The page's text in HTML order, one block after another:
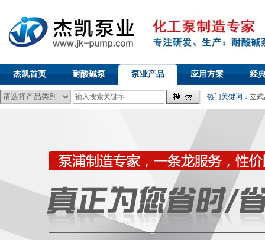
杰凯首页 耐酸碱泵 泵业产品 应用方案 经
热门关键词： 立